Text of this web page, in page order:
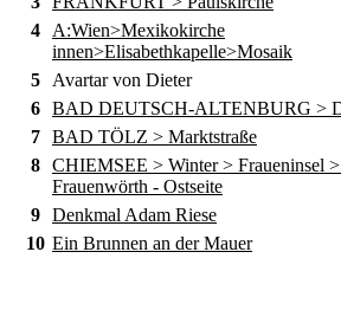
4
A:Wien>Mexikokirche
innen>Elisabethkapelle>Mosaik
5
Avartar von Dieter
6 BAD DEUTSCH-ALTENBURG >
7 BAD TÖLZ > Marktstraße
8 CHIEMSEE > Winter > Fraueninsel
Frauenwörth - Ostseite
9 Denkmal Adam Riese
10 Ein Brunnen an der Mauer